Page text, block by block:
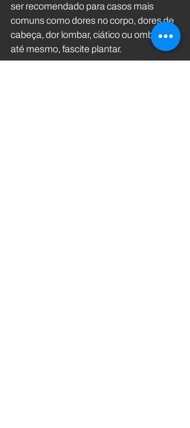
ser recomendado para casos mais
comuns como dores no corpo, dores de
cabeça, dor lombar, ciático ou ombros e,
até mesmo, fascite plantar.